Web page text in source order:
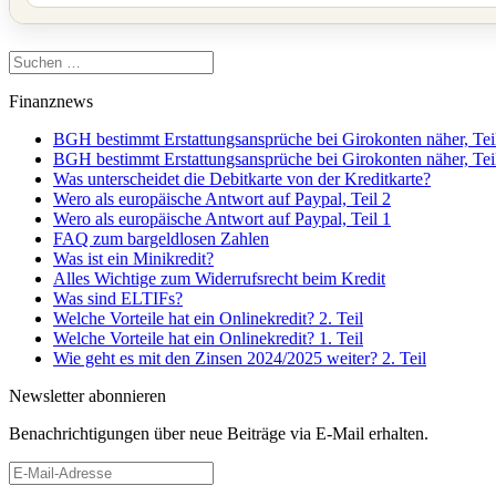
Suchen
nach:
Finanznews
BGH bestimmt Erstattungsansprüche bei Girokonten näher,
BGH bestimmt Erstattungsansprüche bei Girokonten näher,
Was unterscheidet die Debitkarte von der Kreditkarte?
Wero als europäische Antwort auf Paypal, Teil 2
Wero als europäische Antwort auf Paypal, Teil 1
FAQ zum bargeldlosen Zahlen
Was ist ein Minikredit?
Alles Wichtige zum Widerrufsrecht beim Kredit
Was sind ELTIFs?
Welche Vorteile hat ein Onlinekredit? 2. Teil
Welche Vorteile hat ein Onlinekredit? 1. Teil
Wie geht es mit den Zinsen 2024/2025 weiter? 2. Teil
Newsletter abonnieren
Benachrichtigungen über neue Beiträge via E-Mail erhalten.
E-
Mail-